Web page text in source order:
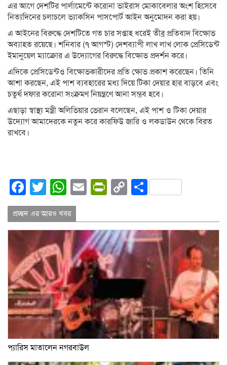
এর আগে দেশটির পার্লামেন্টে করোনা ভাইরাস মোকাবেলার অংশ হিসেবে
নিত্যদিনের চলাচলে ভ্যাকসিন পাসপোর্ট আইন অনুমোদন করা হয়।
এ আইনের বিরুদ্ধে দেশটিতে গত চার সপ্তাহ ধরেই তীব্র প্রতিবাদ বিক্ষোভ
অব্যাহত রয়েছে। শনিবার (৭ আগস্ট) দেশব্যাপী লাখ লাখ লোক প্রেসিডেন্ট
ইমানুয়েল ম্যাক্রোর এ উদ্যোগের বিরুদ্ধে বিক্ষোভ প্রদর্শন করে।
এদিকে প্রেসিডেন্টও বিক্ষোভকারীদের প্রতি ক্ষোভ প্রকাশ করেছেন। তিনি
আশা করছেন, এই পাশ ব্যবহারের মধ্য দিয়ে টিকা দেয়ার হার বাড়বে এবং
চতুর্থ দফার করোনা সংক্রমণ নিয়ন্ত্রণে আনা সম্ভব হবে।
এছাড়া স্বাস্থ্য মন্ত্রী অলিভিয়ার ভেরান বলেছেন, এই পাশ ও টিকা দেয়ার
উদ্যোগ আমাদেরকে নতুন করে কারফিউ জারি ও লকডাউন থেকে বিরত
রাখবে।
Facebook
Twitter
WhatsApp
EmailPrintFriendly
CopyShare
প্রচ্ছদ এর আরও খবর
প্যারিস মাতালেন নগরবাউল